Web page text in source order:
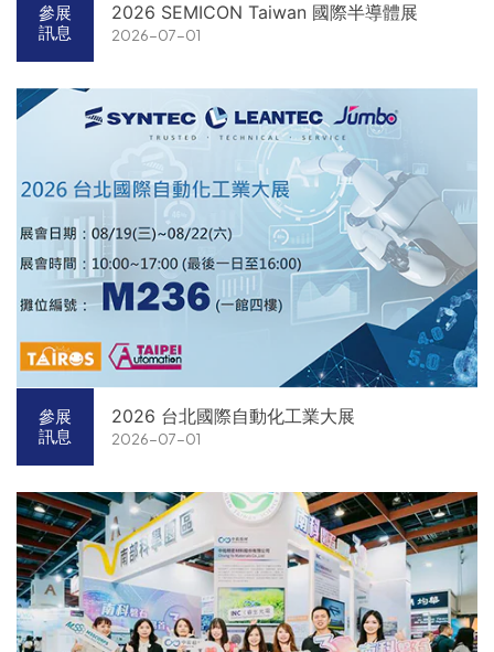
參展
訊息
2026 SEMICON Taiwan 國際半導體展
2026-07-01
參展
訊息
2026 台北國際自動化工業大展
2026-07-01